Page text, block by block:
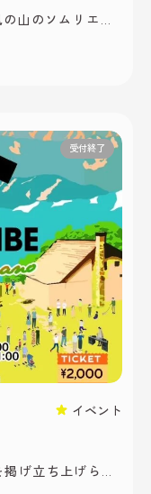
山のソムリエ
まな知識を、ソ
と忘れられな
のシェリー酒。
イベント
げ立ち上げられ
受付終了